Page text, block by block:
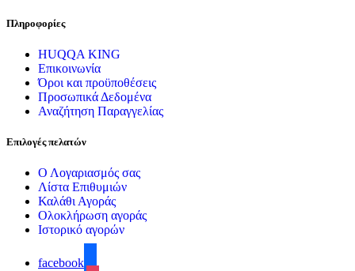
Πληροφορίες
HUQQA KING
Επικοινωνία
Όροι και προϋποθέσεις
Προσωπικά Δεδομένα
Αναζήτηση Παραγγελίας
Επιλογές πελατών
Ο Λογαριασμός σας
Λίστα Επιθυμιών
Καλάθι Αγοράς
Ολοκλήρωση αγοράς
Ιστορικό αγορών
facebook